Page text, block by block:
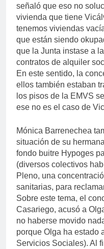
señaló que eso no
vivienda que tiene
tenemos viviendas
que están siendo
que la Junta instase a
contratos de alquiler
En este sentido, la
ellos también estaban
los pisos de la EMVS
ese no es el caso de
Mónica Barrenechea
situación de su
fondo buitre Hypoges
(diversos colectivos
Pleno, una
sanitarias, para
Sobre este tema, el
Casariego, acusó a
no haberse movido
porque Olga ha estado
Servicios Sociales). Al